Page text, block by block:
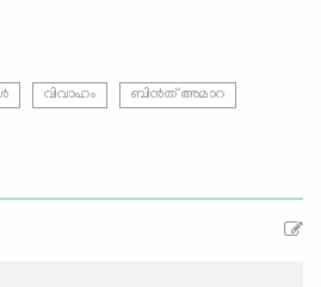
വിവാഹം ബിന്‍ത് അമാറ